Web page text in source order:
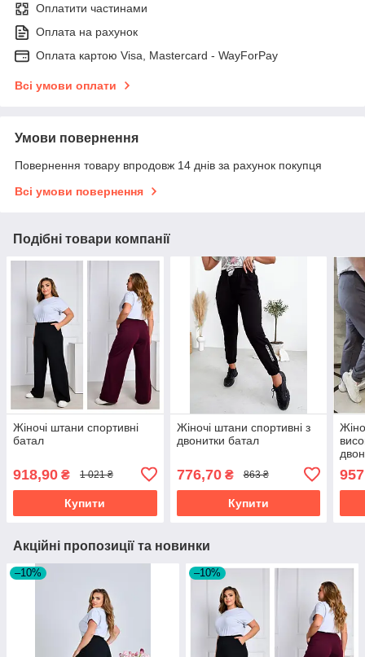
Оплатити частинами
Оплата на рахунок
Оплата картою Visa, Mastercard - WayForPay
Всі умови оплати
Умови повернення
Повернення товару впродовж 14 днів за рахунок покупця
Всі умови повернення
Подібні товари компанії
Жіночі штани спортивні
батал
918,90 ₴ 1 021 ₴
Купити
Жіночі штани спортивні з
двонитки батал
776,70₴ 863 ₴
Купити
Акційні пропозиції та новинки
–10% –10%